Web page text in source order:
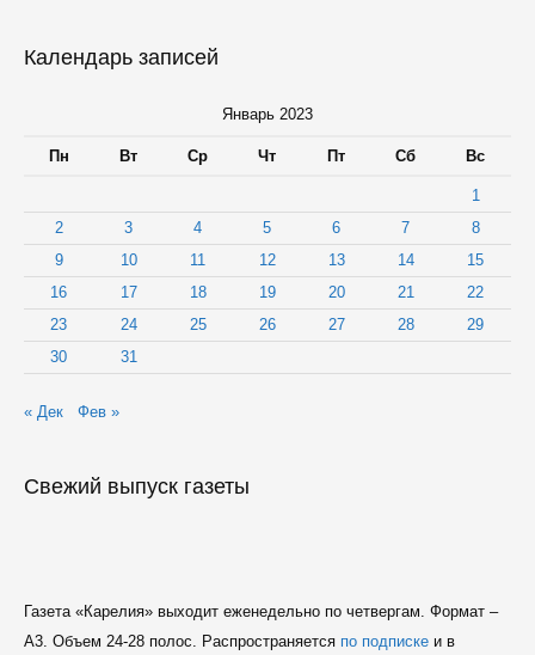
Календарь записей
Январь 2023
Пн Вт Ср Чт Пт Сб Вс
1
2
3 4 5 6 7
8
9
10 11 12 13 14
15
16
17 18 19 20 21
22
23
24 25 26 27 28
29
30
31
« Дек Фев »
Свежий выпуск газеты
Газета «Карелия» выходит еженедельно по четвергам. Формат –
A3. Объем 24-28 полос. Распространяется по подпискеи в